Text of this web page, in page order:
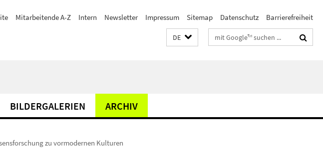
Mitarbeitende A-Z Intern Newsletter Impressum Sitemap Datenschutz Barrierefreiheit
DE Suchbegriffe
BILDERGALERIEN ARCHIV
zu vormodernen Kulturen